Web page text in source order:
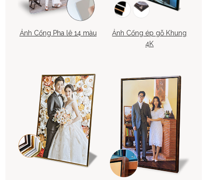
Ảnh Cổng Pha lê 14 màu
Ảnh Cổng ép gỗ Khung
4K